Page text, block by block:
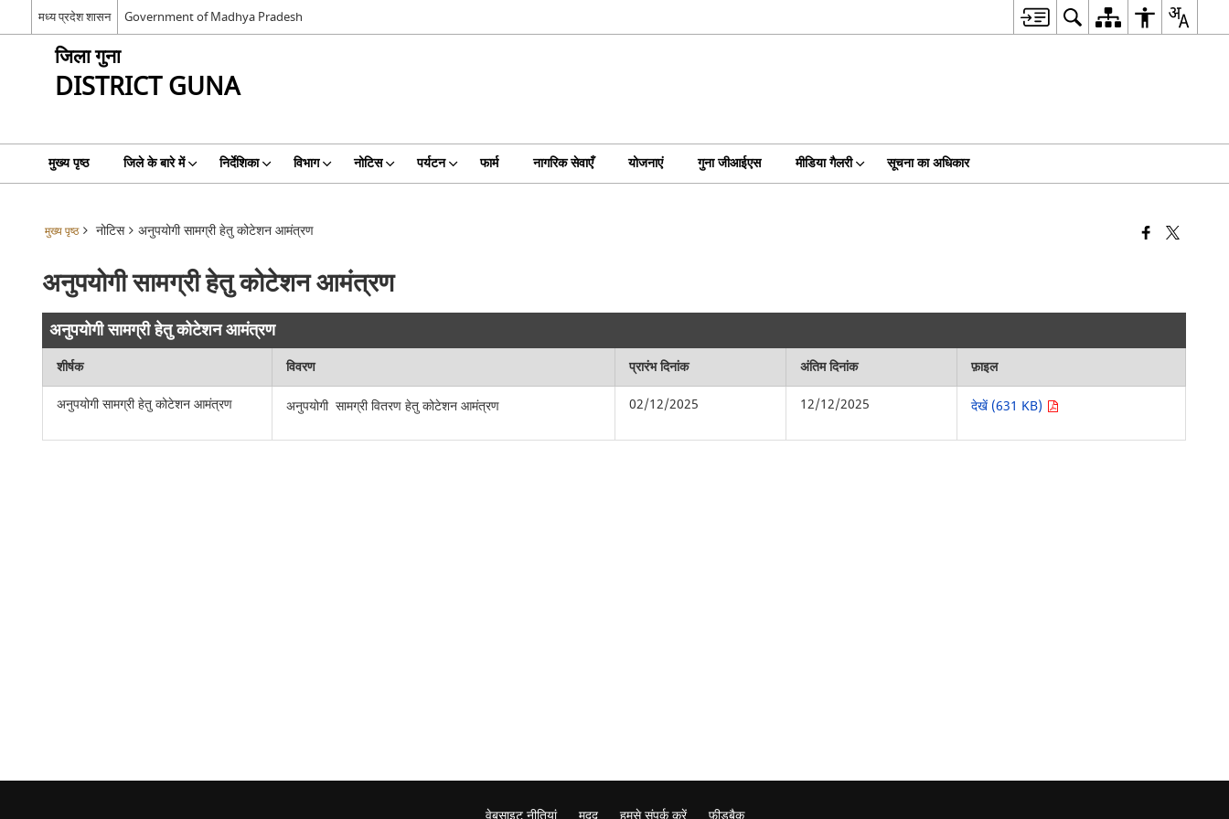
मध्य प्रदेश शासन Government of Madhya Pradesh
जिला गुना
DISTRICT GUNA
मुख्य पृष्ठ जिले के बारे में निर्देशिका विभाग नोटिस पर्यटन फार्म नागरिक सेवाएँ योजनाएं गुना जीआईएस मीडिया गैलरी सूचना का अधिकार
मुख्य पृष्ठ नोटिस अनुपयोगी सामग्री हेतु कोटेशन आमंत्रण
अनुपयोगी सामग्री हेतु कोटेशन आमंत्रण
अनुपयोगी सामग्री हेतु कोटेशन आमंत्रण
शीर्षक विवरण प्रारंभ दिनांक अंतिम दिनांक
फ़ाइल
अनुपयोगी सामग्री हेतु कोटेशन आमंत्रण
अनुपयोगी सामग्री वितरण हेतु कोटेशन आमंत्रण 02/12/2025 12/12/2025 देखें (631 KB)